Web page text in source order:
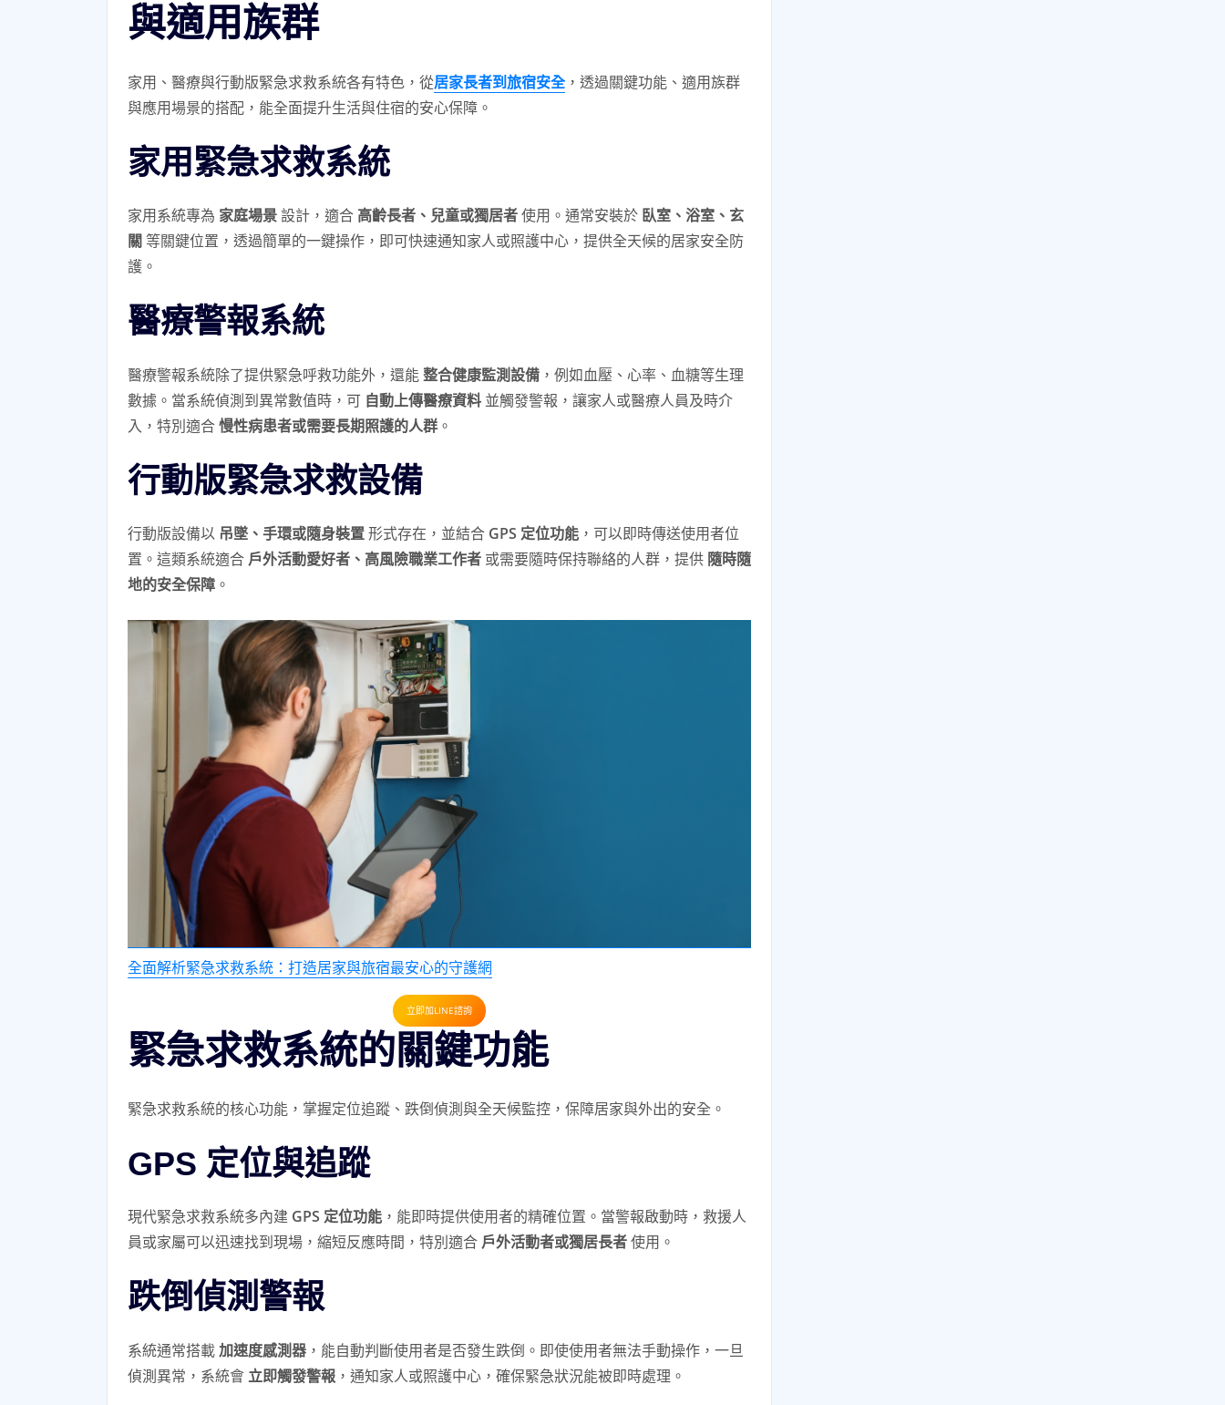
與適用族群
家用、醫療與行動版緊急求救系統各有特色，從居家長者到旅宿安全，透過關鍵功能、適用族群
與應用場景的搭配，能全面提升生活與住宿的安心保障。
家用緊急求救系統
家用系統專為 家庭場景設計，適合 高齡長者、兒童或獨居者使用。通常安裝於 臥室、浴室、玄
關 等關鍵位置，透過簡單的一鍵操作，即可快速通知家人或照護中心，提供全天候的居家安全防
護。
醫療警報系統
醫療警報系統除了提供緊急呼救功能外，還能整合健康監測設備 ，例如血壓、心率、血糖等生理
數據。當系統偵測到異常數值時，可 自動上傳醫療資料 並觸發警報，讓家人或醫療人員及時介
入，特別適合慢性病患者或需要長期照護的人群 。
行動版緊急求救設備
行動版設備以 吊墜、手環或隨身裝置形式存在，並結合 GPS 定位功能 ，可以即時傳送使用者位
置。這類系統適合 戶外活動愛好者、高風險職業工作者 或需要隨時保持聯絡的人群，提供 隨時隨
地的安全保障 。
全面解析緊急求救系統：打造居家與旅宿最安心的守護網
立即加LINE諮詢
緊急求救系統的關鍵功能
緊急求救系統的核心功能，掌握定位追蹤、跌倒偵測與全天候監控，保障居家與外出的安全。
GPS 定位與追蹤
現代緊急求救系統多內建 GPS 定位功能 ，能即時提供使用者的精確位置。當警報啟動時，救援人
員或家屬可以迅速找到現場，縮短反應時間，特別適合戶外活動者或獨居長者使用。
跌倒偵測警報
系統通常搭載加速度感測器 ，能自動判斷使用者是否發生跌倒。即使使用者無法手動操作，一旦
偵測異常，系統會 立即觸發警報 ，通知家人或照護中心，確保緊急狀況能被即時處理。